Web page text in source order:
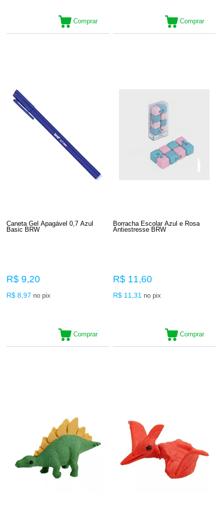
Comprar Comprar
Caneta Gel Apagável 0,7 Azul
Basic BRW
R$ 9,20
R$ 8,97 no pix
Comprar
Borracha Escolar Azul e Rosa
Antiestresse BRW
R$ 11,60
R$ 11,31 no pix
Comprar